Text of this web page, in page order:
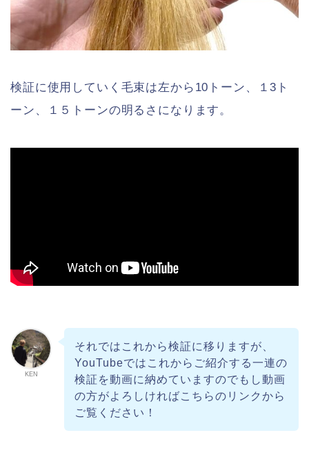
検証に使用していく毛束は左から10トーン、１3ト
ーン、１５トーンの明るさになります。
KEN
それではこれから検証に移りますが、
YouTubeではこれからご紹介する一連の
検証を動画に納めていますのでもし動画
の方がよろしければこちらのリンクから
ご覧ください！